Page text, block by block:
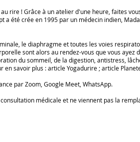
rire ! Grâce à un atelier d'une heure, faites
a été crée en 1995 par un médecin indien,
le diaphragme et toutes les voies
sont alors au rendez-vous que vous ayez
du sommeil, de la digestion, antistress,
en savoir plus : articleYogadurire ; article
par Zoom, Google Meet, WhatsApp.
médicale et ne viennent pas la